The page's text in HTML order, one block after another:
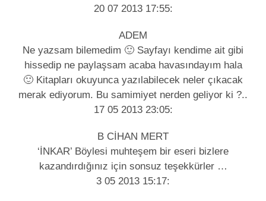
20 07 2013 17:55:
ADEM
Ne yazsam bilemedim 🙂 Sayfayı kendime ait gibi
hissedip ne paylaşsam acaba havasındayım hala
🙂 Kitapları okuyunca yazılabilecek neler çıkacak
merak ediyorum. Bu samimiyet nerden geliyor ki ?..
17 05 2013 23:05:
B CİHAN MERT
‘İNKAR’ Böylesi muhteşem bir eseri bizlere
kazandırdığınız için sonsuz teşekkürler …
3 05 2013 15:17: